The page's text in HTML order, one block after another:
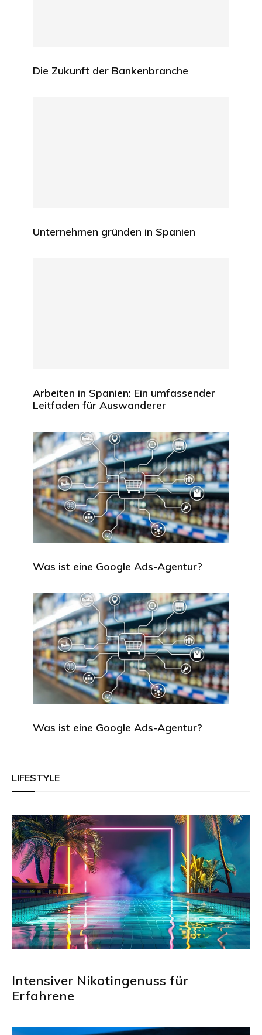
Die Zukunft der Bankenbranche
Unternehmen gründen in Spanien
Arbeiten in Spanien: Ein umfassender
Leitfaden für Auswanderer
Was ist eine Google Ads-Agentur?
Was ist eine Google Ads-Agentur?
LIFESTYLE
Intensiver Nikotingenuss für
Erfahrene